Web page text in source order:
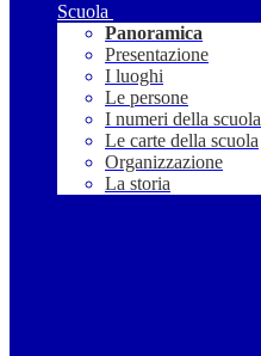
Scuola
Panoramica
Presentazione
I luoghi
Le persone
I numeri della scuola
Le carte della scuola
Organizzazione
La storia